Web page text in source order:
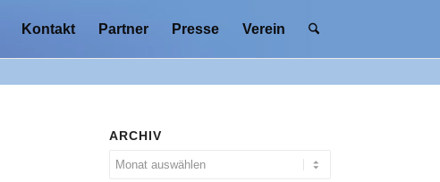
Kontakt Partner Presse Verein
ARCHIV